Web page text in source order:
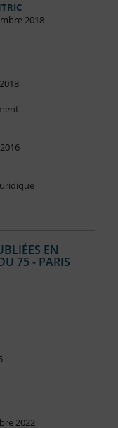
2018
EN
75 - PARIS
2022